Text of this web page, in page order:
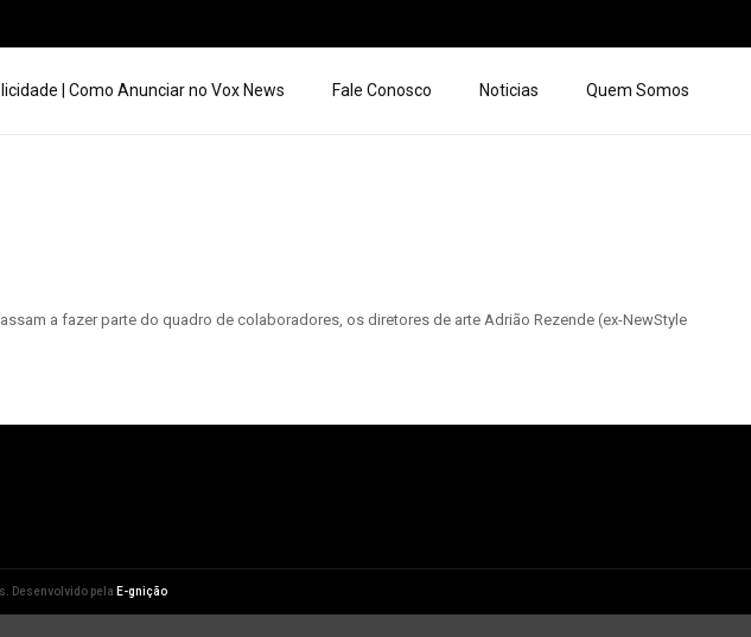
| Como Anunciar no Vox News Fale Conosco Noticias Quem Somos
a fazer parte do quadro de colaboradores, os diretores de arte Adrião Rezende (ex-NewStyle
Desenvolvido pela E-gnição